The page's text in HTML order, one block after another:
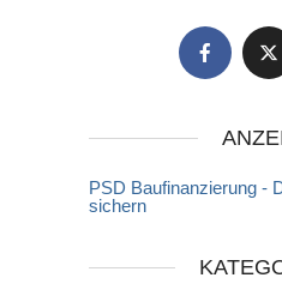
PSD Baufinanzierung -
sichern